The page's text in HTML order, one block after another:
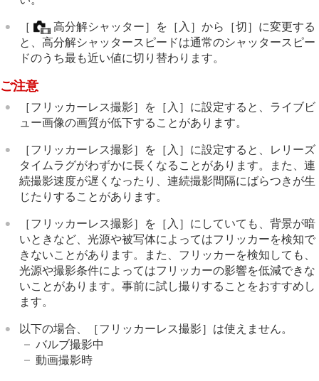
［ 高分解シャッター］ を ［入］ から ［切］ に変更する
と、高分解シャッタースピードは通常のシャッタースピー
ドのうち最も近い値に切り替わります。
ご注意
［フリッカーレス撮影］ を ［入］ に設定すると、ライブビ
ュー画像の画質が低下することがあります。
［フリッカーレス撮影］ を ［入］ に設定すると、レリーズ
タイムラグがわずかに長くなることがあります。また、連
続撮影速度が遅くなったり、連続撮影間隔にばらつきが生
じたりすることがあります。
［フリッカーレス撮影］ を ［入］ にしていても、背景が暗
いときなど、光源や被写体によってはフリッカーを検知で
きないことがあります。また、フリッカーを検知しても、
光源や撮影条件によってはフリッカーの影響を低減できな
いことがあります。事前に試し撮りすることをおすすめし
ます。
以下の場合、 ［フリッカーレス撮影］ は使えません。
バルブ撮影中
動画撮影時